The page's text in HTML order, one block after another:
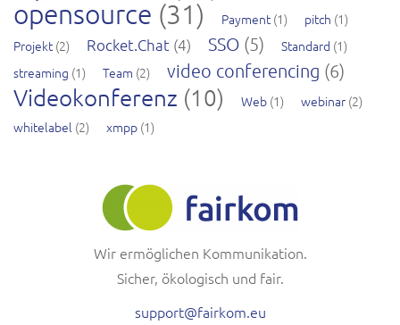
opensource (31) Payment (1) pitch (1)
Projekt (2) Rocket.Chat (4) SSO (5) Standard (1)
streaming (1) Team (2) video conferencing (6)
Videokonferenz (10) Web (1) webinar (2)
whitelabel (2) xmpp (1)
Wir ermöglichen Kommunikation.
Sicher, ökologisch und fair.
support@fairkom.eu